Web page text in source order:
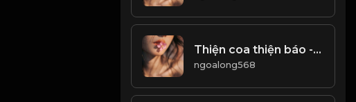
Thiện coa thiện báo - Ác có ác báo! & Đạo
ngoalong568